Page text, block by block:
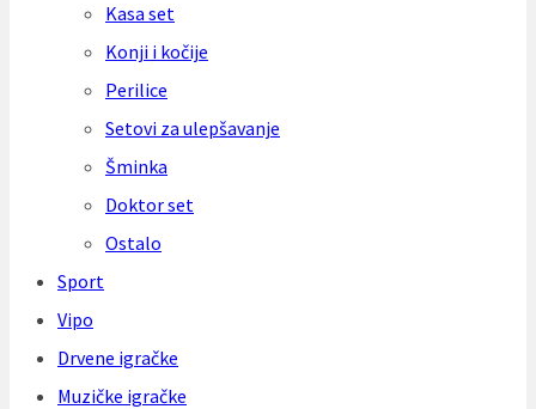
Kasa set
Konji i kočije
Perilice
Setovi za ulepšavanje
Šminka
Doktor set
Ostalo
Sport
Vipo
Drvene igračke
Muzičke igračke